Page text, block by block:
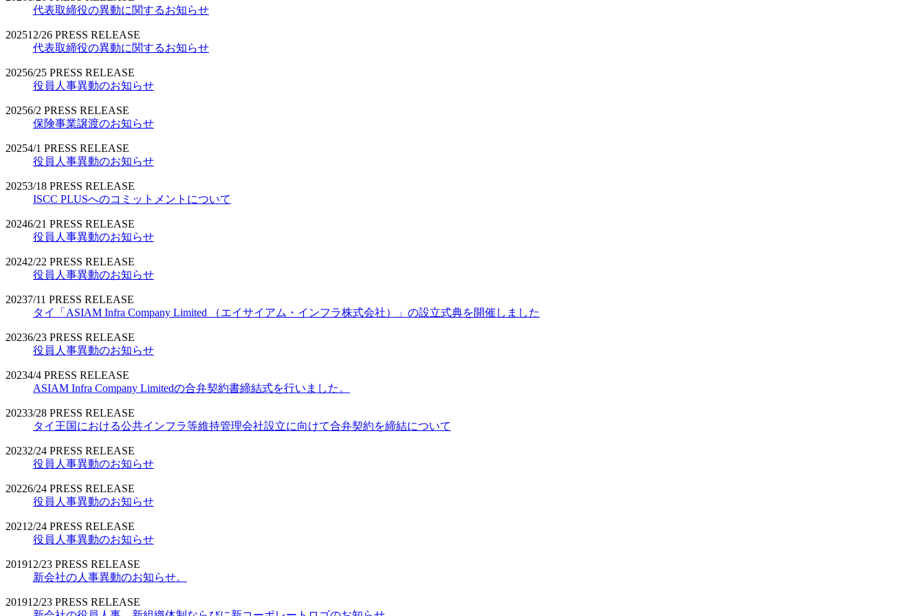
代表取締役の異動に関するお知らせ
202512/26 PRESS RELEASE
代表取締役の異動に関するお知らせ
20256/25 PRESS RELEASE
役員人事異動のお知らせ
20256/2 PRESS RELEASE
保険事業譲渡のお知らせ
20254/1 PRESS RELEASE
役員人事異動のお知らせ
20253/18 PRESS RELEASE
ISCC PLUSへのコミットメントについて
20246/21 PRESS RELEASE
役員人事異動のお知らせ
20242/22 PRESS RELEASE
役員人事異動のお知らせ
20237/11 PRESS RELEASE
タイ「ASIAM Infra Company Limited （エイサイアム・インフラ株式会社）」の設立式典を開催しました
20236/23 PRESS RELEASE
役員人事異動のお知らせ
20234/4 PRESS RELEASE
ASIAM Infra Company Limitedの合弁契約書締結式を行いました。
20233/28 PRESS RELEASE
タイ王国における公共インフラ等維持管理会社設立に向けて合弁契約を締結について
20232/24 PRESS RELEASE
役員人事異動のお知らせ
20226/24 PRESS RELEASE
役員人事異動のお知らせ
2021 2/24 PRESS RELEASE
役員人事異動のお知らせ
201912/23 PRESS RELEASE
新会社の人事異動のお知らせ。
201912/23 PRESS RELEASE